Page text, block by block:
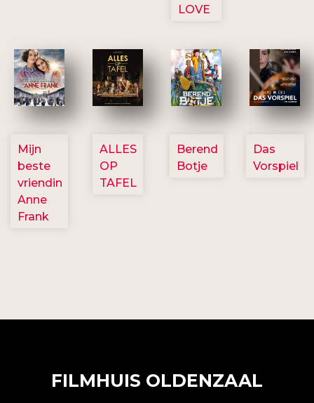
LOVE
2757
Mijn
beste
vriendin
Anne
Frank
3154
ALLES
OP
TAFEL
2799
Berend
Botje
2777
Das
Vorspiel
FILMHUIS OLDENZAAL